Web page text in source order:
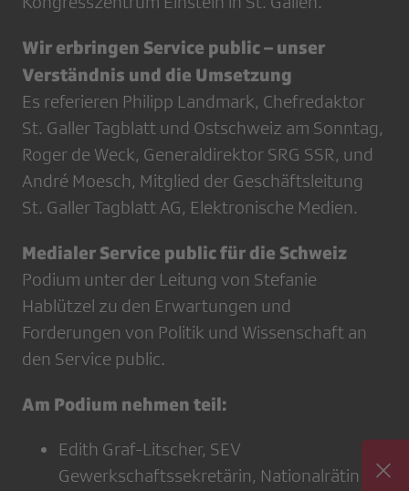
Wir erbringen Service public – unser
Verständnis und die Umsetzung
Es referieren Philipp Landmark, Chefredaktor
St. Galler Tagblatt und Ostschweiz am Sonntag,
Roger de Weck, Generaldirektor SRG SSR, und
André Moesch, Mitglied der Geschäftsleitung
St. Galler Tagblatt AG, Elektronische Medien.
Medialer Service public für die Schweiz
Podium unter der Leitung von Stefanie
Hablützel zu den Erwartungen und
Forderungen von Politik und Wissenschaft an
den Service public.
Am Podium nehmen teil:
Edith Graf-Litscher, SEV
Gewerkschaftssekretärin, Nationalrätin